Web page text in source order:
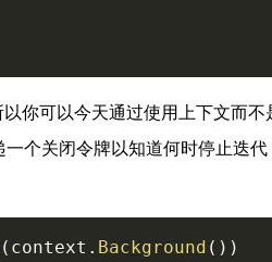
你可以今天通过使用上下文而
个关闭令牌以知道何时停止迭
( context . Background ( ) )